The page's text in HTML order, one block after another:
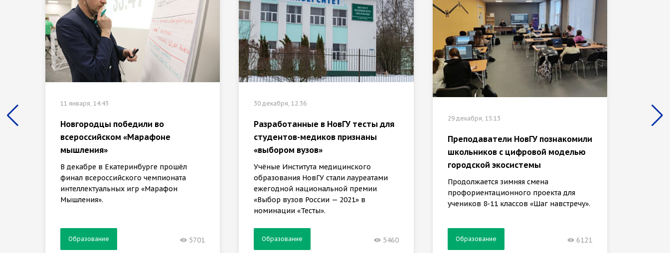
11 января, 14:43
Новгородцы победили во
всероссийском «Марафоне
мышления»
В декабре в Екатеринбурге прошёл
финал всероссийского чемпионата
интеллектуальных игр «Марафон
Мышления».
Образование 5701
30 декабря, 12:36
Разработанные в НовГУ тесты для
студентов-медиков признаны
«выбором вузов»
Учёные Института медицинского
образования НовГУ стали лауреатами
ежегодной национальной премии
«Выбор вузов России — 2021» в
номинации «Тесты».
Образование 5460
29 декабря, 15:13
Преподаватели НовГУ познакомили
школьников с цифровой моделью
городской экосистемы
Продолжается зимняя смена
профориентационного проекта для
учеников 8-11 классов «Шаг навстречу».
Образование 6121
29
ГИС-